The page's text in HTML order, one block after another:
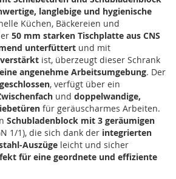
langlebige und hygienische
Küchen, Bäckereien und
50 mm starken Tischplatte aus CNS
unterfüttert und mit
ist, überzeugt dieser Schrank
angenehme Arbeitsumgebung. Der
, verfügt über ein
und doppelwandige,
für geräuscharmes Arbeiten.
Schubladenblock mit 3 geräumigen
1/1), die sich dank der integrierten
Auszüge leicht und sicher
für eine geordnete und effiziente